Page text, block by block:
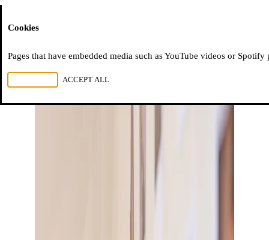
Cookies
Pages that have embedded media such as YouTube videos or
ACCEPT ALL